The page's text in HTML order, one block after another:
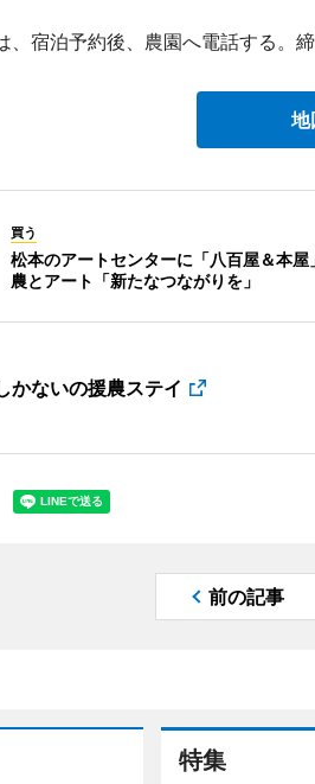
宿泊予約後、農園へ電話する。締
地
買う
松本のアートセンターに「八百屋＆本屋
農とアート「新たなつながりを」
かないの援農ステイ
前の記事
特集